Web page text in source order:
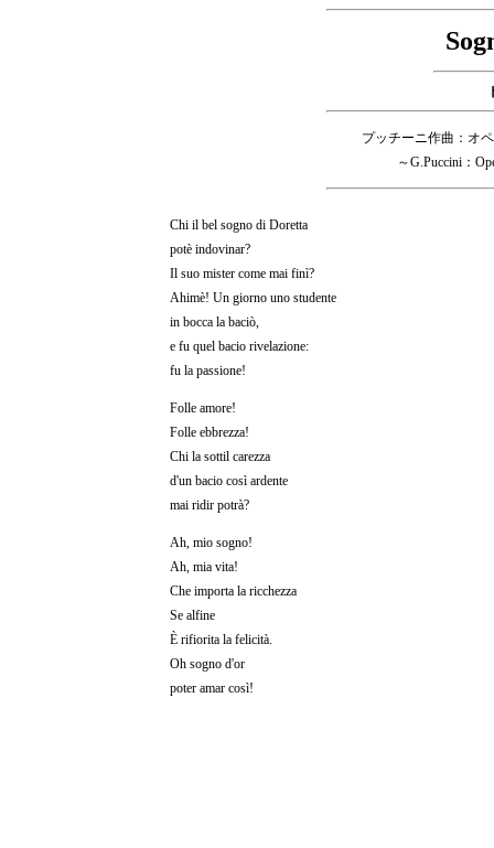
プッチーニ作曲：オ
～G.Puccini：
Chi il bel sogno di Doretta
potè indovinar?
Il suo mister come mai finì?
Ahimè! Un giorno uno studente
in bocca la baciò,
e fu quel bacio rivelazione:
fu la passione!
Folle amore!
Folle ebbrezza!
Chi la sottil carezza
d'un bacio così ardente
mai ridir potrà?
Ah, mio sogno!
Ah, mia vita!
Che importa la ricchezza
Se alfine
È rifiorita la felicità.
Oh sogno d'or
poter amar così!